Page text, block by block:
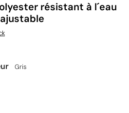
résistant à l´eau
Gris